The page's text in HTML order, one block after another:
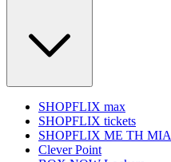
SHOPFLIX max
SHOPFLIX tickets
SHOPFLIX ΜΕ ΤΗ ΜΙΑ
Clever Point